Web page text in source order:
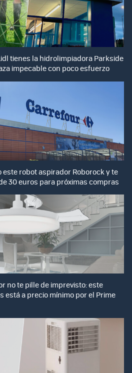
tienes la hidrolimpiadora Parkside
impecable con poco esfuerzo
robot aspirador Roborock y te
30 euros para próximas compras
no te pille de imprevisto: este
está a precio mínimo por el Prime